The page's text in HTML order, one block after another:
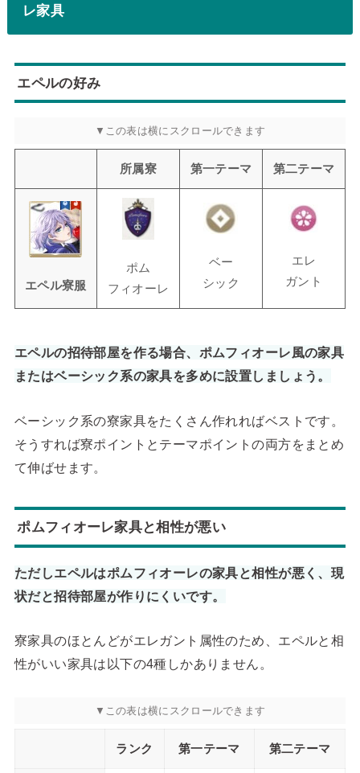
レ家具
エペルの好み
所属寮 第一テーマ 第二テーマ
エペル寮服
ポム
フィオーレ
ベー
シック
エレ
ガント
エペルの招待部屋を作る場合、ポムフィオーレ風の家具
またはベーシック系の家具を多めに設置しましょう。
ベーシック系の寮家具をたくさん作れればベストです。
そうすれば寮ポイントとテーマポイントの両方をまとめ
て伸ばせます。
ポムフィオーレ家具と相性が悪い
ただしエペルはポムフィオーレの家具と相性が悪く、現
状だと招待部屋が作りにくいです。
寮家具のほとんどがエレガント属性のため、エペルと相
性がいい家具は以下の4種しかありません。
ランク 第一テーマ 第二テーマ